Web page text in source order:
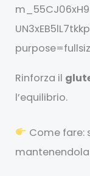
Rinforza il
l’equilibrio.
Come fare: